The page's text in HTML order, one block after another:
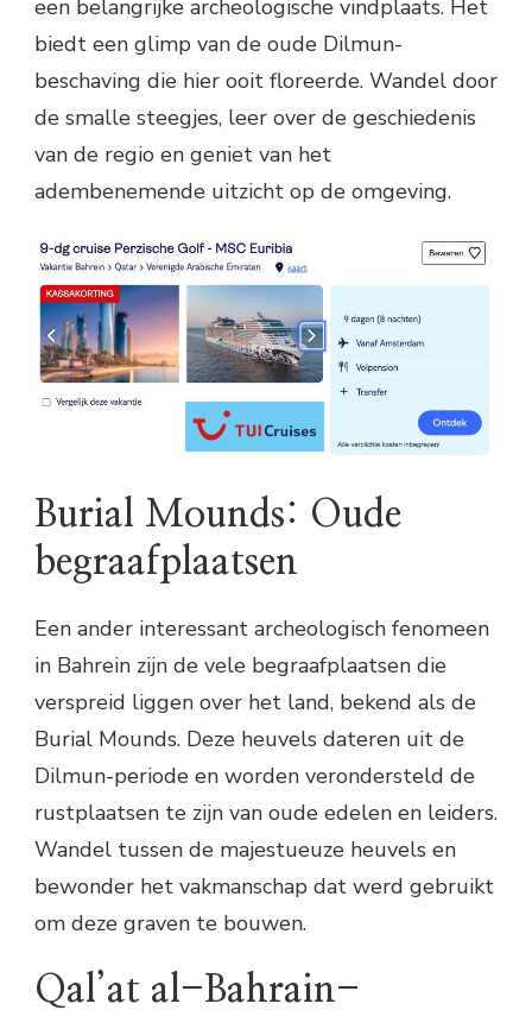
een belangrijke archeologische vindplaats. Het
biedt een glimp van de oude Dilmun-
beschaving die hier ooit floreerde. Wandel door
de smalle steegjes, leer over de geschiedenis
van de regio en geniet van het
adembenemende uitzicht op de omgeving.
Burial Mounds: Oude
begraafplaatsen
Een ander interessant archeologisch fenomeen
in Bahrein zijn de vele begraafplaatsen die
verspreid liggen over het land, bekend als de
Burial Mounds. Deze heuvels dateren uit de
Dilmun-periode en worden verondersteld de
rustplaatsen te zijn van oude edelen en leiders.
Wandel tussen de majestueuze heuvels en
bewonder het vakmanschap dat werd gebruikt
om deze graven te bouwen.
Qal’at al-Bahrain-